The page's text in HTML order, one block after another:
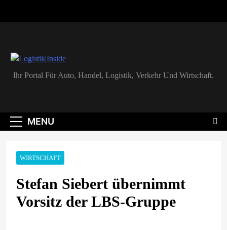
Logistik|Inside
Ihr Portal Für Auto, Handel, Logistik, Verkehr Und Wirtschaft.
MENU
WIRTSCHAFT
Stefan Siebert übernimmt
Vorsitz der LBS-Gruppe